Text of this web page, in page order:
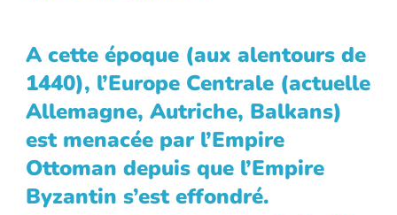
A cette époque (aux alentours de
1440), l’Europe Centrale (actuelle
Allemagne, Autriche, Balkans)
est menacée par l’Empire
Ottoman depuis que l’Empire
Byzantin s’est effondré.